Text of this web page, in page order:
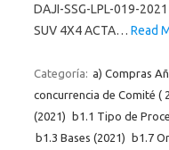
DAJI-SSG-LPL-019-2021
SUV 4X4 ACTA… Read
Categoría: a) Compras
concurrencia de Comité (
(2021) b1.1 Tipo de
b1.3 Bases (2021) b1.7